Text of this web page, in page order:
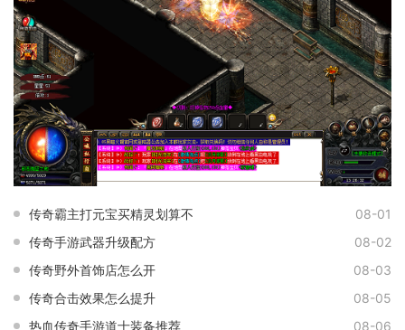
传奇霸主打元宝买精灵划算不
08-01
传奇手游武器升级配方
08-02
传奇野外首饰店怎么开
08-03
传奇合击效果怎么提升
08-05
热血传奇手游道士装备推荐
08-06